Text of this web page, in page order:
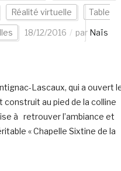
Réalité virtuelle Table
18/12/2016 par Naïs
Lascaux, qui a ouvert
construit au pied de la colline
à retrouver l’ambiance et
« Chapelle Sixtine de la